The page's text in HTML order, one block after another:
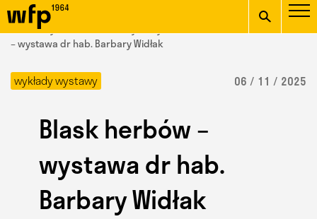
Oficjalna witryna
Wydziału Form
Przemysłowych ASP w
Krakowie
wpisz szukaną frazę
/ Wydział Form Przemysłowych /
– wystawa dr hab. Barbary Widłak
wykłady wystawy 06 / 11 / 2025
Blask herbów –
wystawa dr hab.
Barbary Widłak